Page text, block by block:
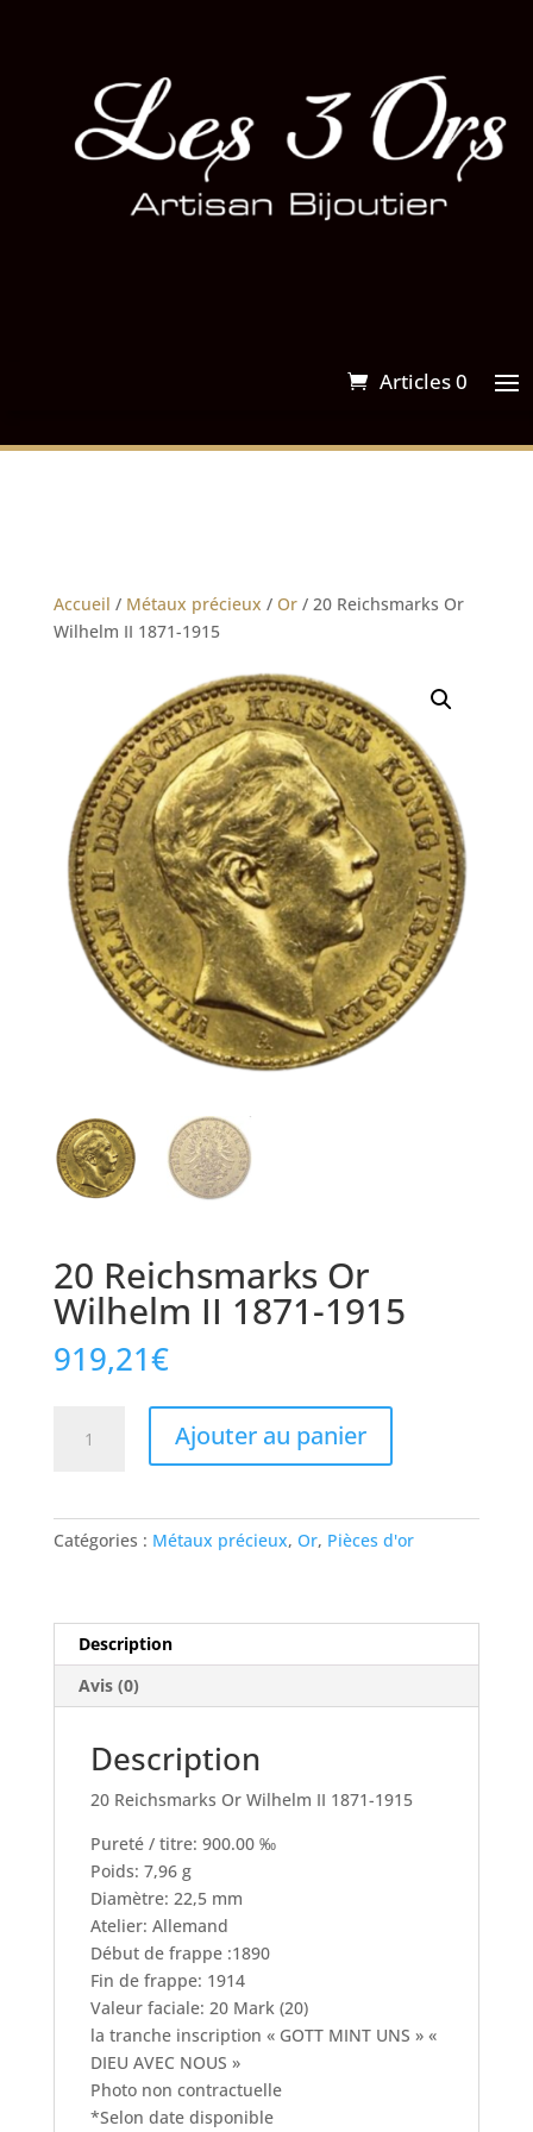
Articles 0
Accueil / Métaux précieux / Or/ 20 Reichsmarks Or
Wilhelm II 1871-1915
20 Reichsmarks Or
Wilhelm II 1871-1915
919,21€
Wilhelm
1915
Ajouter au panier
Catégories : Métaux précieux, Or, Pièces d'or
Description
Avis (0)
Description
20 Reichsmarks Or Wilhelm II 1871-1915
Pureté / titre: 900.00 ‰
Poids: 7,96 g
Diamètre: 22,5 mm
Atelier: Allemand
Début de frappe :1890
Fin de frappe: 1914
Valeur faciale: 20 Mark (20)
la tranche inscription « GOTT MINT UNS » «
DIEU AVEC NOUS »
Photo non contractuelle
*Selon date disponible